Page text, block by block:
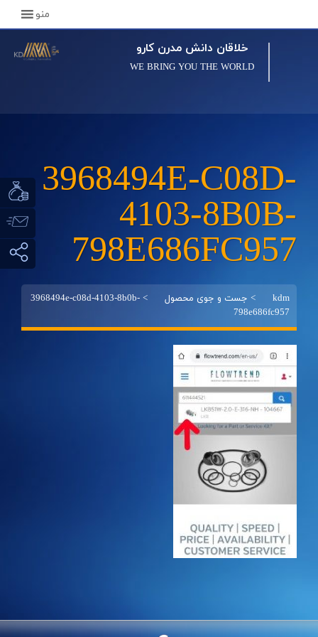
خلاقان دانش مدرن کارو
WE BRING YOU THE WORLD
منو
3968494E-C08D-
4103-8B0B-
798E686FC957
kdm
> جست و جوی محصول >
3968494e-c08d-4103-8b0b-
798e686fc957